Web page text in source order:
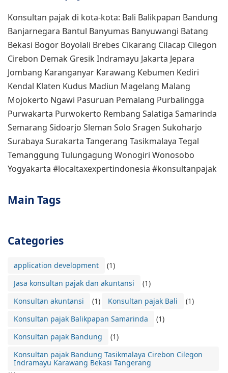
Konsultan pajak di kota-kota: Bali Balikpapan Bandung
Banjarnegara Bantul Banyumas Banyuwangi Batang
Bekasi Bogor Boyolali Brebes Cikarang Cilacap Cilegon
Cirebon Demak Gresik Indramayu Jakarta Jepara
Jombang Karanganyar Karawang Kebumen Kediri
Kendal Klaten Kudus Madiun Magelang Malang
Mojokerto Ngawi Pasuruan Pemalang Purbalingga
Purwakarta Purwokerto Rembang Salatiga Samarinda
Semarang Sidoarjo Sleman Solo Sragen Sukoharjo
Surabaya Surakarta Tangerang Tasikmalaya Tegal
Temanggung Tulungagung Wonogiri Wonosobo
Yogyakarta #localtaxexpertindonesia #konsultanpajak
Main Tags
Categories
application development
(1)
Jasa konsultan pajak dan akuntansi
(1)
Konsultan akuntansi
(1) Konsultan pajak Bali
(1)
Konsultan pajak Balikpapan Samarinda
(1)
Konsultan pajak Bandung
(1)
Konsultan pajak Bandung Tasikmalaya Cirebon Cilegon
Indramayu Karawang Bekasi Tangerang